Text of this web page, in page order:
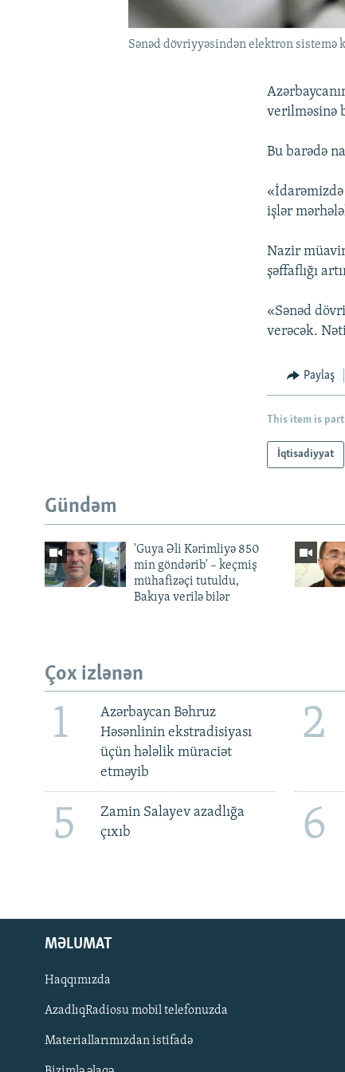
Sənəd dövriyyəsindən elektron sistemə
verilməsinə
Bu barədə
işlər
Nazir
şəffaflığı
«Sənəd
verəcək.
Paylaş
This item is
İqtisadiyyat
Gündəm
'Guya Əli Kərimliyə 850
min göndərib' – keçmiş
mühafizəçi tutuldu,
Bakıya verilə bilər
Çox izlənən
1
Azərbaycan Bəhruz
Həsənlinin ekstradisiyası
üçün hələlik müraciət
etməyib
2
5
Zamin Salayev azadlığa
çıxıb
6
MƏLUMAT
Haqqımızda
AzadlıqRadiosu mobil telefonuzda
Materiallarımızdan istifadə